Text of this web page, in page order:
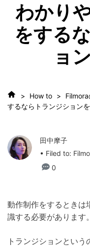
わかり
をする
ョ
> How to >
するならトランジション
田中摩子
• Filed to:
0
動作制作をするときは
識する必要があります。
トランジションとい